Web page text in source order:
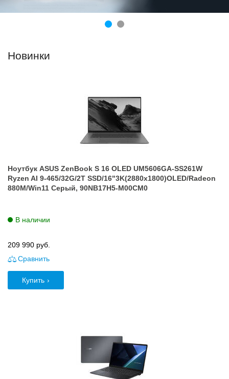
Новинки
Ноутбук ASUS ZenBook S 16 OLED UM5606GA-SS261W
Ryzen AI 9-465/32G/2T SSD/16"3K(2880x1800)OLED/Radeon
880M/Win11 Серый, 90NB17H5-M00CM0
В наличии
209 990 руб.
Сравнить
Купить